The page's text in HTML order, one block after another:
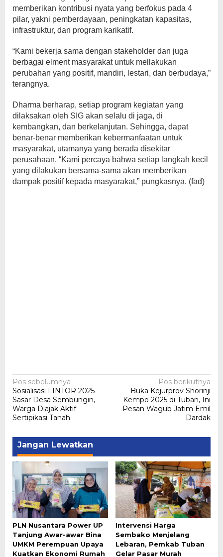
memberikan kontribusi nyata yang berfokus pada 4
pilar, yakni pemberdayaan, peningkatan kapasitas,
infrastruktur, dan program karikatif.
“Kami bekerja sama dengan stakeholder dan juga
berbagai elment masyarakat untuk mellakukan
perubahan yang positif, mandiri, lestari, dan berbudaya,”
terangnya.
Dharma berharap, setiap program kegiatan yang
dilaksakan oleh SIG akan selalu di jaga, di
kembangkan, dan berkelanjutan. Sehingga, dapat
benar-benar memberikan kebermanfaatan untuk
masyarakat, utamanya yang berada disekitar
perusahaan. “Kami percaya bahwa setiap langkah kecil
yang dilakukan bersama-sama akan memberikan
dampak positif kepada masyarakat,” pungkasnya. (fad)
Navigasi
pos
Pos sebelumnya
Sosialisasi LINTOR 2025
Sasar Desa Sembungin,
Warga Diajak Aktif
Sertipikasi Tanah
Pos berikutnya
Buka Kejurprov Shorinji
Kempo 2025 di Tuban, Ini
Pesan Wagub Jatim Emil
Dardak
Jangan Lewatkan
PLN Nusantara Power UP
Tanjung Awar-awar Bina
UMKM Perempuan Upaya
Kuatkan Ekonomi Rumah
Intervensi Harga
Sembako Menjelang
Lebaran, Pemkab Tuban
Gelar Pasar Murah